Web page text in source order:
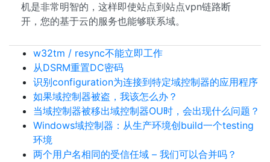
机是非常明智的，这样即使站点到站点vpn链路断
开，您的基于云的服务也能够联系域。
w32tm / resync不能立即工作
从DSRM重置DC密码
识别configuration为连接到特定域控制器的应用程序
如果域控制器被盗，我该怎么办？
当域控制器被移出域控制器OU时，会出现什么问题？
Windows域控制器：从生产环境创build一个testing
环境
两个用户名相同的受信任域 – 我们可以合并吗？